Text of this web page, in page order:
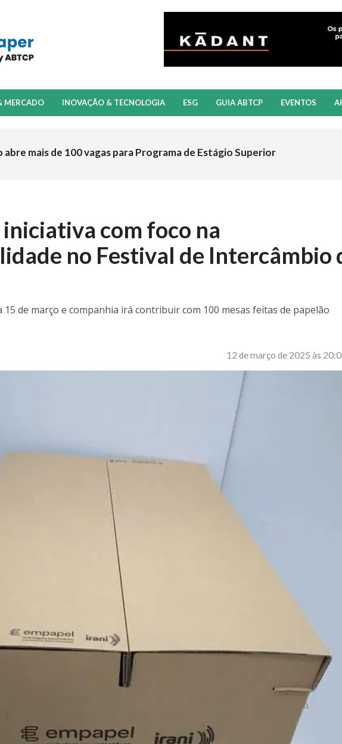
MERCADO INOVAÇÃO & TECNOLOGIA ESG GUIA ABTCP EVENTOS
abre mais de 100 vagas para Programa de Estágio Superior
com foco na
no Festival de Intercâmbio
15 de março e companhia irá contribuir com 100 mesas feitas de papelão
12 de março de 2025 às